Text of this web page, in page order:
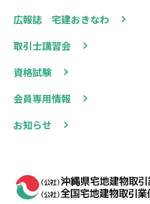
広報誌 宅建おきなわ
取引士講習会
資格試験
会員専用情報
お知らせ